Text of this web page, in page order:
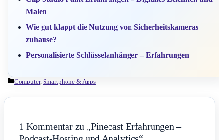
Malen
Wie gut klappt die Nutzung von Sicherheitskameras
zuhause?
Personalisierte Schlüsselanhänger – Erfahrungen
Kategorien
Computer, Smartphone & Apps
1 Kommentar zu „Pinecast Erfahrungen –
Podcast-Hosting und Analytics“